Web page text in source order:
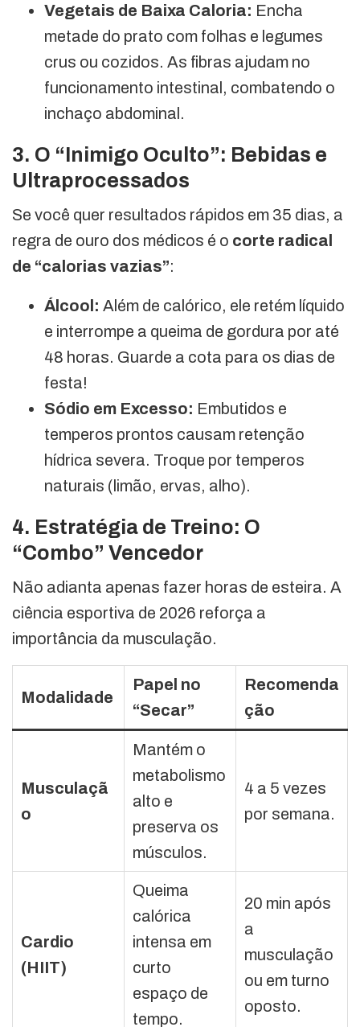
Vegetais de Baixa Caloria: Encha
metade do prato com folhas e legumes
crus ou cozidos. As fibras ajudam no
funcionamento intestinal, combatendo o
inchaço abdominal.
3. O “Inimigo Oculto”: Bebidas e
Ultraprocessados
Se você quer resultados rápidos em 35 dias, a
regra de ouro dos médicos é o corte radical
de “calorias vazias”:
Álcool: Além de calórico, ele retém líquido
e interrompe a queima de gordura por até
48 horas. Guarde a cota para os dias de
festa!
Sódio em Excesso: Embutidos e
temperos prontos causam retenção
hídrica severa. Troque por temperos
naturais (limão, ervas, alho).
4. Estratégia de Treino: O
“Combo” Vencedor
Não adianta apenas fazer horas de esteira. A
ciência esportiva de 2026 reforça a
importância da musculação.
Modalidade
Papel no
“Secar”
Recomenda
ção
Musculaçã
o
Mantém o
metabolismo
alto e
preserva os
músculos.
4 a 5 vezes
por semana.
Cardio
(HIIT)
Queima
calórica
intensa em
curto
espaço de
tempo.
20 min após
a
musculação
ou em turno
oposto.